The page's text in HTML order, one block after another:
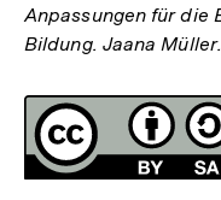
Anpassungen für die
Bildung. Jaana Müller.
Lizenz